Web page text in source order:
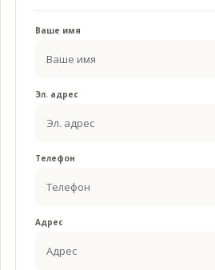
Ваше имя
Эл. адрес
Телефон
Адрес